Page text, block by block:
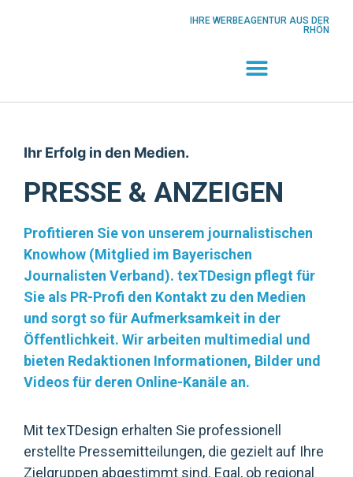
IHRE WERBEAGENTUR AUS DER
RHÖN
Ihr Erfolg in den Medien.
PRESSE & ANZEIGEN
Profitieren Sie von unserem journalistischen
Knowhow (Mitglied im Bayerischen
Journalisten Verband). texTDesign pflegt für
Sie als PR-Profi den Kontakt zu den Medien
und sorgt so für Aufmerksamkeit in der
Öffentlichkeit. Wir arbeiten multimedial und
bieten Redaktionen Informationen, Bilder und
Videos für deren Online-Kanäle an.
Mit texTDesign erhalten Sie professionell
erstellte Pressemitteilungen, die gezielt auf Ihre
Zielgruppen abgestimmt sind. Egal, ob regional